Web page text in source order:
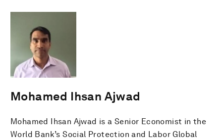
Mohamed Ihsan Ajwad
Mohamed Ihsan Ajwad is a Senior Economist in the
World Bank’s Social Protection and Labor Global